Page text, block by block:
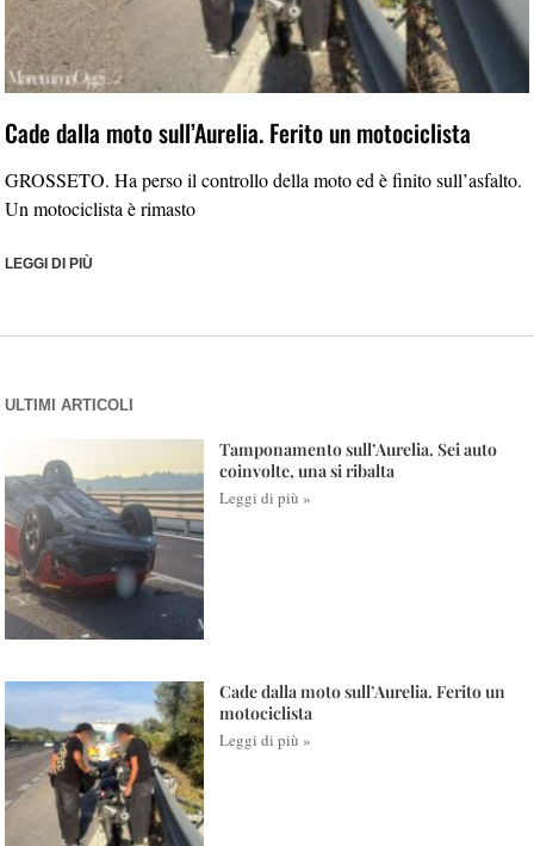
Cade dalla moto sull’Aurelia. Ferito un motociclista
GROSSETO. Ha perso il controllo della moto ed è finito sull’asfalto.
Un motociclista è rimasto
LEGGI DI PIÙ
ULTIMI ARTICOLI
Tamponamento sull’Aurelia. Sei auto
coinvolte, una si ribalta
Leggi di più »
Cade dalla moto sull’Aurelia. Ferito un
motociclista
Leggi di più »